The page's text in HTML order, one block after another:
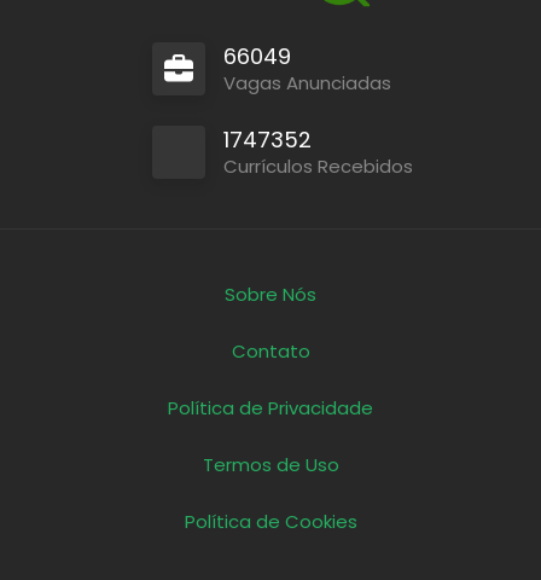
66049
Vagas Anunciadas
1747352
Currículos Recebidos
Sobre Nós
Contato
Política de Privacidade
Termos de Uso
Política de Cookies